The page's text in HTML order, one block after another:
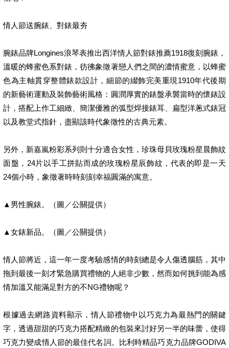
情人節送腕錶、對錶最夯
腕錶品牌Longines浪琴表推出西洋情人節對錶推薦1918復刻腕錶，
溫暖的蜂蜜色系對錶，彷彿象徵著戀人們之間的濃情蜜意，以蜂蜜
色為主軸貫穿整體錶款設計，細節的綴飾完美重現1910年代後期
的新藝術運動及裝飾藝術風格：圓潤厚實的錶盤承襲當時的懷錶設
計，搭配上作工細緻、簡潔優雅的弧型焊接錶耳、扁型洋蔥式錶冠
以及教堂式指針，盡顯該時代象徵性的古典元素。
另外，新嘉嵐粉彩系列則十分適合女性，珍珠母貝玫瑰粉星晨飾紋
面盤，24片以手工拼貼而成的玫瑰粉星辰飾紋，代表的即是一天
24個小時，象徵著時時刻刻幸福圓滿的寓意。
▲男性腕錶。（圖／公關提供）
▲女錶新品。（圖／公關提供）
情人節將近，這一年一度考驗感情的時刻總是令人傷透腦筋，其中
拖到最後一刻才緊急購買禮物的人絕非少數，然而如何挑到能為感
情加溫又能滿足對方的不NG禮物呢？
根據過去網路資料顯示，情人節禮物中以巧克力為最熱門的關鍵
字，透過甜甜的巧克力搭配精緻的包裝來討好另一半的味蕾，使得
巧克力變成情人節的最佳代名詞。比利時精品巧克力品牌GODIVA